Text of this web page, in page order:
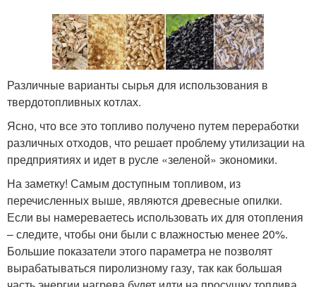
Различные варианты сырья для использования в
твердотопливных котлах.
Ясно, что все это топливо получено путем переработки
различных отходов, что решает проблему утилизации на
предприятиях и идет в русле «зеленой» экономики.
На заметку! Самым доступным топливом, из
перечисленных выше, являются древесные опилки.
Если вы намереваетесь использовать их для отопления
– следите, чтобы они были с влажностью менее 20%.
Большие показатели этого параметра не позволят
вырабатываться пиролизному газу, так как большая